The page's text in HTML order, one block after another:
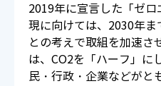
2019年に宣言した「ゼ
現に向けては、2030年
との考えで取組を加速さ
は、CO2を「ハーフ」に
民・行政・企業などがと